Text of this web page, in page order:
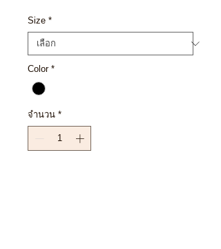
Size *
Color *
จำนวน *